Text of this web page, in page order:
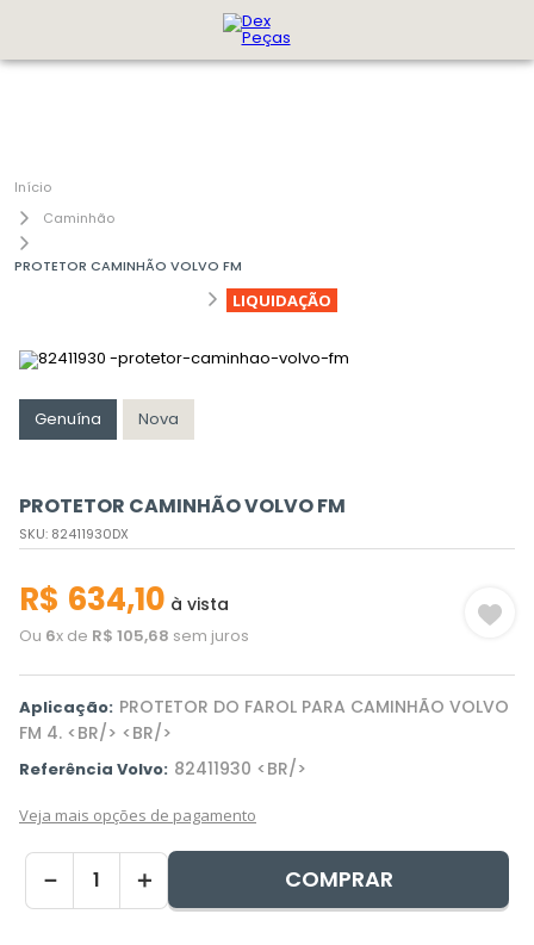
Caminhão
PROTETOR CAMINHÃO VOLVO FM
LIQUIDAÇÃO
Genuína Nova
PROTETOR CAMINHÃO VOLVO FM
SKU: 82411930DX
R$ 634,10 à vista
Ou 6x de R$ 105,68 sem juros
Aplicação: PROTETOR DO FAROL PARA CAMINHÃO VOLVO
FM 4. <BR/> <BR/>
Referência Volvo: 82411930 <BR/>
Veja mais opções de pagamento
＋
－ COMPRAR